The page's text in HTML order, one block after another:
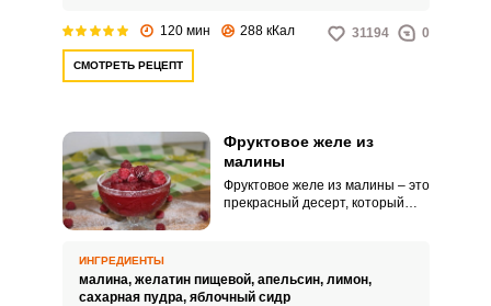
120 мин 288 кКал 31194 0
СМОТРЕТЬ РЕЦЕПТ
Фруктовое желе из
малины
Фруктовое желе из малины – это
прекрасный десерт, который
основу из малины и добавляя
различные ягоды и фрукты.
ИНГРЕДИЕНТЫ
малина, желатин пищевой, апельсин, лимон,
сахарная пудра, яблочный сидр